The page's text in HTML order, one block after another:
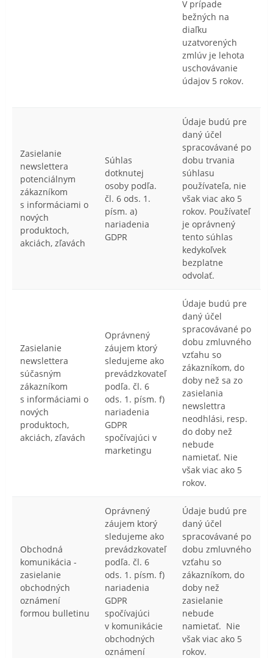
V prípade
bežných na
diaľku
uzatvorených
zmlúv je lehota
uschovávanie
údajov 5 rokov.
Zasielanie
newslettera
potenciálnym
zákazníkom
s informáciami o
nových
produktoch,
akciách, zľavách
Súhlas
dotknutej
osoby podľa.
čl. 6 ods. 1.
písm. a)
nariadenia
GDPR
Údaje budú pre
daný účel
spracovávané po
dobu trvania
súhlasu
používateľa, nie
však viac ako 5
rokov. Používateľ
je oprávnený
tento súhlas
kedykoľvek
bezplatne
odvolať.
Zasielanie
newslettera
súčasným
zákazníkom
s informáciami o
nových
produktoch,
akciách, zľavách
Oprávnený
záujem ktorý
sledujeme ako
prevádzkovateľ
podľa. čl. 6
ods. 1. písm. f)
nariadenia
GDPR
spočívajúci v
marketingu
Údaje budú pre
daný účel
spracovávané po
dobu zmluvného
vzťahu so
zákazníkom, do
doby než sa zo
zasielania
newslettra
neodhlási, resp.
do doby než
nebude
namietať. Nie
však viac ako 5
rokov.
Obchodná
komunikácia -
zasielanie
obchodných
oznámení
formou bulletinu
Oprávnený
záujem ktorý
sledujeme ako
prevádzkovateľ
podľa. čl. 6
ods. 1. písm. f)
nariadenia
GDPR
spočívajúci
v komunikácie
obchodných
oznámení
Údaje budú pre
daný účel
spracovávané po
dobu zmluvného
vzťahu so
zákazníkom, do
doby než
zasielanie
nebude
namietať. Nie
však viac ako 5
rokov.